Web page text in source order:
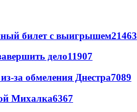
билет с выигрышем21463
дело11907
за обмеления Днестра7089
Михалка6367